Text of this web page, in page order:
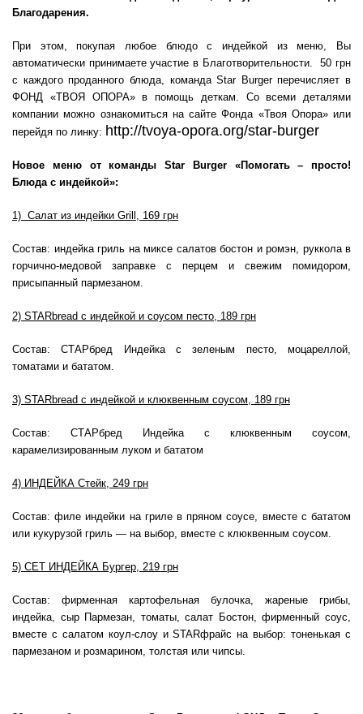
Благодарения.
При этом, покупая любое блюдо с индейкой из меню, Вы
автоматически принимаете участие в Благотворительности. 50 грн
с каждого проданного блюда, команда Star Burger перечисляет в
ФОНД «ТВОЯ ОПОРА» в помощь деткам. Со всеми деталями
компании можно ознакомиться на сайте Фонда «Твоя Опора» или
перейдя по линку: http://tvoya-opora.org/star-burger
Новое меню от команды Star
Burger «Помогать – просто!
Блюда с индейкой»:
1) Салат из индейки Grill, 169 грн
Состав: индейка гриль на миксе салатов бостон и ромэн, руккола в
горчично-медовой заправке с перцем и свежим помидором,
присыпанный пармезаном.
2) STARbread с индейкой и соусом песто, 189 грн
Состав: СТАРбред Индейка с зеленым песто, моцареллой,
томатами и бататом.
3) STARbread с индейкой и клюквенным соусом, 189 грн
Состав: СТАРбред Индейка с клюквенным соусом,
карамелизированным луком и бататом
4) ИНДЕЙКА Стейк, 249 грн
Состав: филе индейки на гриле в пряном соусе, вместе с бататом
или кукурузой гриль — на выбор, вместе с клюквенным соусом.
5) СЕТ ИНДЕЙКА Бургер, 219 грн
Состав: фирменная картофельная булочка, жареные грибы,
индейка, сыр Пармезан, томаты, салат Бостон, фирменный соус,
вместе с салатом коул-слоу и STARфрайс на выбор: тоненькая с
пармезаном и розмарином, толстая или чипсы.